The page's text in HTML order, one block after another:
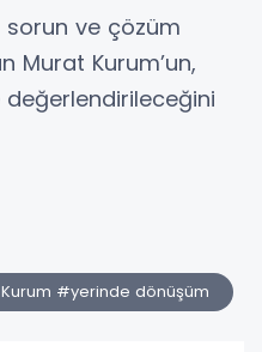
sorun ve çözüm
Murat Kurum’un,
değerlendirileceğini
#yerinde dönüşüm